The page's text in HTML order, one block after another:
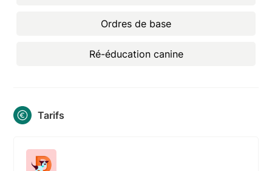
Ordres de base
Ré-éducation canine
Tarifs